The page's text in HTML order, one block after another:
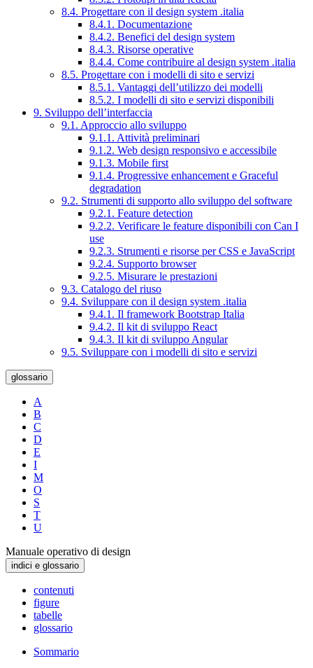
8.4. Progettare con il design system .italia
8.4.1. Documentazione
8.4.2. Benefici del design system
8.4.3. Risorse operative
8.4.4. Come contribuire al design system .italia
8.5. Progettare con i modelli di sito e servizi
8.5.1. Vantaggi dell’utilizzo dei modelli
8.5.2. I modelli di sito e servizi disponibili
9. Sviluppo dell’interfaccia
9.1. Approccio allo sviluppo
9.1.1. Attività preliminari
9.1.2. Web design responsivo e accessibile
9.1.3. Mobile first
9.1.4. Progressive enhancement e Graceful
degradation
9.2. Strumenti di supporto allo sviluppo del software
9.2.1. Feature detection
9.2.2. Verificare le feature disponibili con Can I
use
9.2.3. Strumenti e risorse per CSS e JavaScript
9.2.4. Supporto browser
9.2.5. Misurare le prestazioni
9.3. Catalogo del riuso
9.4. Sviluppare con il design system .italia
9.4.1. Il framework Bootstrap Italia
9.4.2. Il kit di sviluppo React
9.4.3. Il kit di sviluppo Angular
9.5. Sviluppare con i modelli di sito e servizi
glossario
A
B
C
D
E
I
M
O
S
T
U
Manuale operativo di design
indici e glossario
contenuti
figure
tabelle
glossario
Sommario